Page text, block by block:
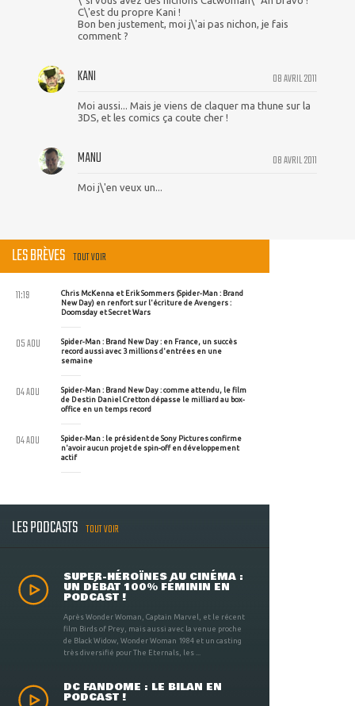
C\'est du propre Kani !
Bon ben justement, moi j\'ai pas nichon, je fais
comment ?
08 AVRIL 2011
KANI
Moi aussi... Mais je viens de claquer ma thune sur la
3DS, et les comics ça coute cher !
08 AVRIL 2011
MANU
Moi j\'en veux un...
LES BRÈVES TOUT VOIR
Chris McKenna et Erik Sommers (Spider-Man : Brand
New Day) en renfort sur l'écriture de Avengers :
Doomsday et Secret Wars
11:19
Spider-Man : Brand New Day : en France, un succès
record aussi avec 3 millions d'entrées en une
semaine
05 AOU
Spider-Man : Brand New Day : comme attendu, le film
de Destin Daniel Cretton dépasse le milliard au box-
office en un temps record
04 AOU
Spider-Man : le président de Sony Pictures confirme
n'avoir aucun projet de spin-off en développement
actif
04 AOU
LES PODCASTS TOUT VOIR
SUPER-HÉROÏNES AU CINÉMA :
UN DÉBAT 100% FÉMININ EN
PODCAST !
Après Wonder Woman, Captain Marvel, et le récent
film Birds of Prey, mais aussi avec la venue proche
de Black Widow, Wonder Woman 1984 et un casting
très diversifié pour The Eternals, les ...
DC FANDOME : LE BILAN EN
PODCAST !